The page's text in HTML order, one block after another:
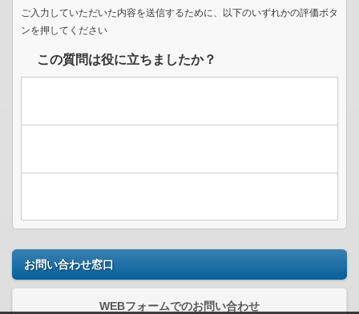
ご入力していただいた内容を送信するために、以下のいずれかの評価ボタ
ンを押してください
この質問は役に立ちましたか？
お問い合わせ窓口
WEBフォームでのお問い合わせ